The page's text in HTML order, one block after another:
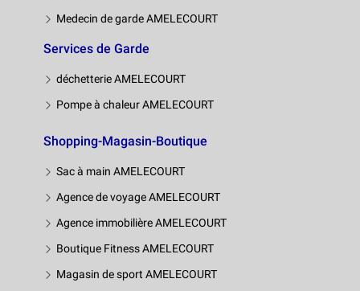
Medecin de garde AMELECOURT
Services de Garde
déchetterie AMELECOURT
Pompe à chaleur AMELECOURT
Shopping-Magasin-Boutique
Sac à main AMELECOURT
Agence de voyage AMELECOURT
Agence immobilière AMELECOURT
Boutique Fitness AMELECOURT
Magasin de sport AMELECOURT